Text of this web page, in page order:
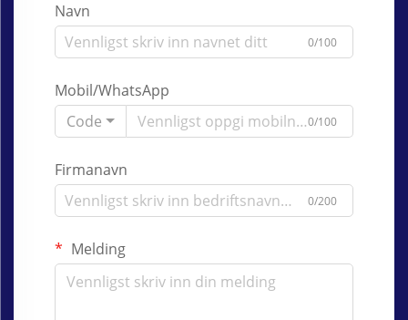
Navn
0/100
Mobil/WhatsApp
Code
0/100
Firmanavn
0/200
Melding